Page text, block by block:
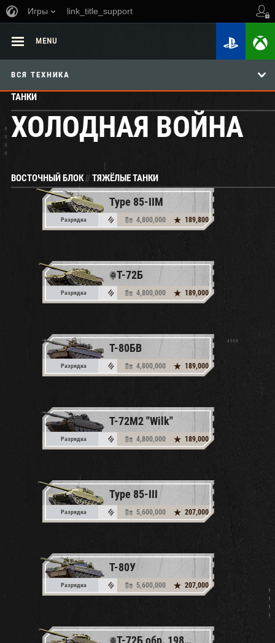
Игры link_title_support
MENU
ВСЯ ТЕХНИКА
ТАНКИ
ХОЛОДНАЯ ВОЙНА
ВОСТОЧНЫЙ БЛОК//ТЯЖЁЛЫЕ ТАНКИ
Type 85-IIM
Разрядка 4,800,000 189,800
Т-72Б
Разрядка 4,800,000 189,000
Т-80БВ
Разрядка 4,800,000 189,000
T-72M2 "Wilk"
Разрядка 4,800,000 189,000
Type 85-III
Разрядка 5,600,000 207,000
Т-80У
Разрядка 5,600,000 207,000
T-72Б обр. 1989 г.